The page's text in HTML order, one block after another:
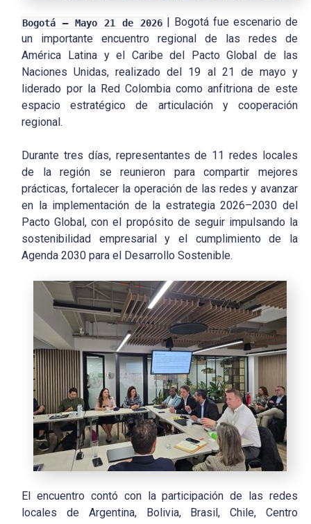
Bogotá – Mayo 21 de 2026 | Bogotá fue escenario de
un importante encuentro regional de las redes de
América Latina y el Caribe del Pacto Global de las
Naciones Unidas, realizado del 19 al 21 de mayo y
liderado por la Red Colombia como anfitriona de este
espacio estratégico de articulación y cooperación
regional.
Durante tres días, representantes de 11 redes locales
de la región se reunieron para compartir mejores
prácticas, fortalecer la operación de las redes y avanzar
en la implementación de la estrategia 2026–2030 del
Pacto Global, con el propósito de seguir impulsando la
sostenibilidad empresarial y el cumplimiento de la
Agenda 2030 para el Desarrollo Sostenible.
El encuentro contó con la participación de las redes
locales de Argentina, Bolivia, Brasil, Chile, Centro